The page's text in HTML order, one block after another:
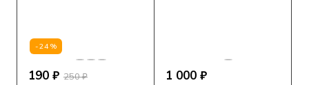
-24%
190 ₽ 250 ₽ 1 000 ₽